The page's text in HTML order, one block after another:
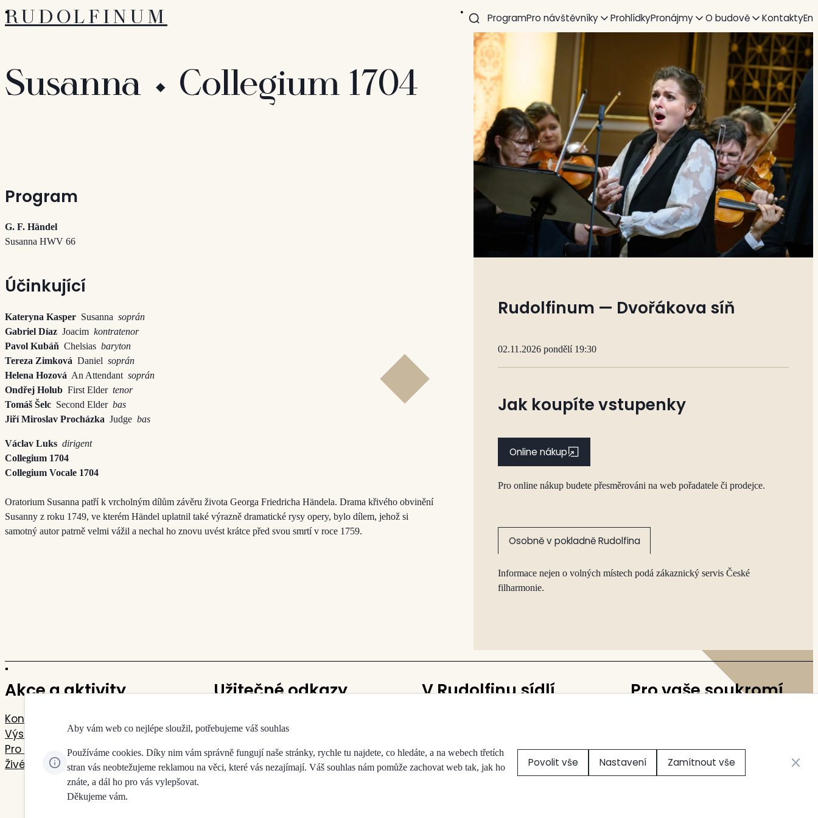
RUDOLFINUM ProgramPro návštěvníky ProhlídkyPronájmy O budově KontaktyEn
Susanna ⬩ Collegium 1704
Program
G. F. Händel
Susanna HWV 66
Účinkující
Kateryna Kasper Susanna soprán
Gabriel Díaz Joacim kontratenor
Pavol Kubáň Chelsias baryton
Tereza Zimková Daniel soprán
Helena Hozová An Attendant soprán
Ondřej Holub First Elder tenor
Tomáš Šelc Second Elder bas
Jiří Miroslav Procházka Judge bas
Václav Luks dirigent
Collegium 1704
Collegium Vocale 1704
Oratorium Susanna patří k vrcholným dílům závěru života Georga Friedricha Händela. Drama křivého obvinění
Susanny z roku 1749, ve kterém Händel uplatnil také výrazně dramatické rysy opery, bylo dílem, jehož si
samotný autor patrně velmi vážil a nechal ho znovu uvést krátce před svou smrtí v roce 1759.
Rudolfinum — Dvořákova síň
02.11.2026 pondělí 19:30
Jak koupíte vstupenky
Online nákup
Pro online nákup budete přesměrováni na web pořadatele či prodejce.
Osobně v pokladně Rudolfina
Informace nejen o volných místech podá zákaznický servis České
filharmonie.
Akce a aktivity
Koncerty
Výstavy
Pro děti a mládež
Živé přenosy
Užitečné odkazy
Mapa budovy a sálů
Pokladny a obchody
Doprava a přístupnost
V Rudolfinu sídlí Pro vaše soukromí
Aby vám web co nejlépe sloužil, potřebujeme váš souhlas
Používáme cookies. Díky nim vám správně fungují naše stránky, rychle tu najdete, co hledáte, a na webech třetích
stran vás neobtežujeme reklamou na věci, které vás nezajímají. Váš souhlas nám pomůže zachovat web tak, jak ho
znáte, a dál ho pro vás vylepšovat.
Děkujeme vám.
Povolit vše Nastavení Zamítnout vše Zavřít